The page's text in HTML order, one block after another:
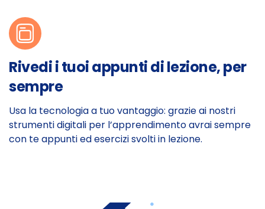
Rivedi i tuoi appunti di lezione, per
sempre
Usa la tecnologia a tuo vantaggio: grazie ai nostri
strumenti digitali per l’apprendimento avrai sempre
con te appunti ed esercizi svolti in lezione.